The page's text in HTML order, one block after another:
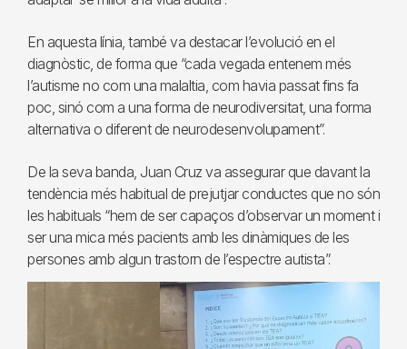
En aquesta línia, també va destacar l’evolució en el
diagnòstic, de forma que “cada vegada entenem més
l’autisme no com una malaltia, com havia passat fins fa
poc, sinó com a una forma de neurodiversitat, una forma
alternativa o diferent de neurodesenvolupament”.
De la seva banda, Juan Cruz va assegurar que davant la
tendència més habitual de prejutjar conductes que no són
les habituals “hem de ser capaços d’observar un moment i
ser una mica més pacients amb les dinàmiques de les
persones amb algun trastorn de l’espectre autista”.